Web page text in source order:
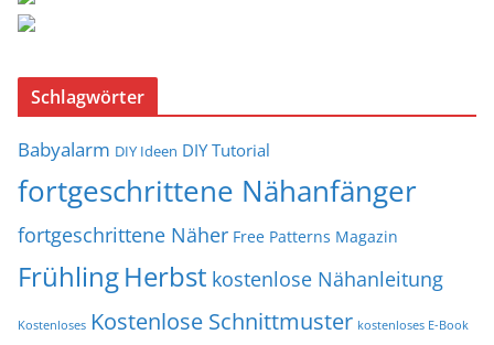
Schlagwörter
Babyalarm DIY Ideen DIY Tutorial
fortgeschrittene Nähanfänger
fortgeschrittene Näher Free Patterns Magazin
FrühlingHerbst kostenlose Nähanleitung
Kostenloses Kostenlose Schnittmuster kostenloses E-Book